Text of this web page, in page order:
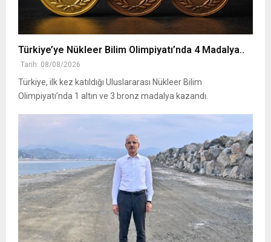
Türkiye’ye Nükleer Bilim Olimpiyatı’nda 4 Madalya..
Tarih: 08/08/2026
Türkiye, ilk kez katıldığı Uluslararası Nükleer Bilim
Olimpiyatı’nda 1 altın ve 3 bronz madalya kazandı.